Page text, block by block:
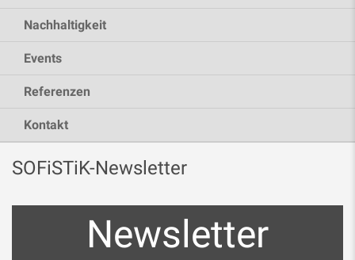
Nachhaltigkeit
Events
Referenzen
Kontakt
SOFiSTiK-Newsletter
Newsletter